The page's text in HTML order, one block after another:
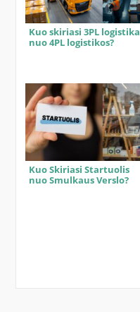
Kuo skiriasi 3PL logistika
nuo 4PL logistikos?
Kuo Skiriasi Startuolis
nuo Smulkaus Verslo?